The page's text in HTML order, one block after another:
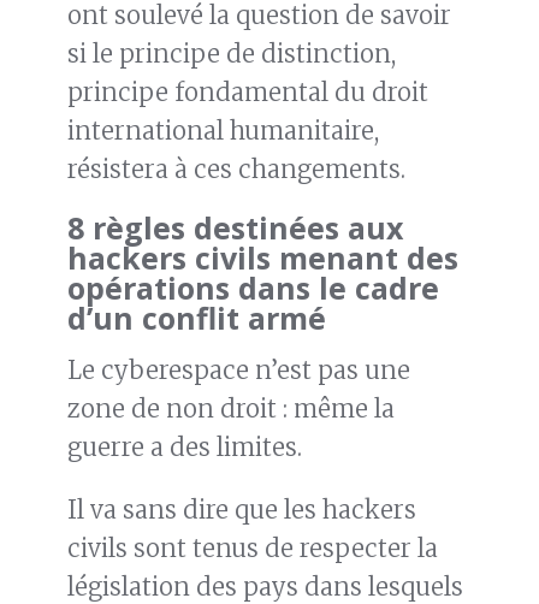
ont soulevé la question de savoir
si le principe de distinction,
principe fondamental du droit
international humanitaire,
résistera à ces changements.
8 règles destinées aux
hackers civils menant des
opérations dans le cadre
d’un conflit armé
Le cyberespace n’est pas une
zone de non droit : même la
guerre a des limites.
Il va sans dire que les hackers
civils sont tenus de respecter la
législation des pays dans lesquels